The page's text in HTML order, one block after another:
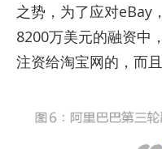
之势，为了应对eBay
8200万美元的融资中
注资给淘宝网的，而